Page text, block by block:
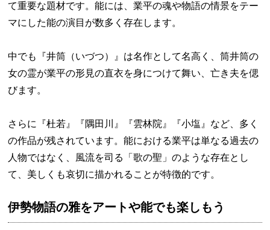
て重要な題材です。能には、業平の魂や物語の情景をテー
マにした能の演目が数多く存在します。
中でも『井筒（いづつ）』は名作として名高く、筒井筒の
女の霊が業平の形見の直衣を身につけて舞い、亡き夫を偲
びます。
さらに『杜若』『隅田川』『雲林院』『小塩』など、多く
の作品が残されています。能における業平は単なる過去の
人物ではなく、風流を司る「歌の聖」のような存在とし
て、美しくも哀切に描かれることが特徴的です。
伊勢物語の雅をアートや能でも楽しもう